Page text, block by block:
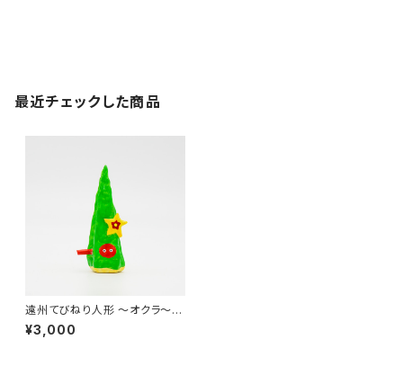
最近チェックした商品
遠州てびねり人形 〜オクラ〜
｜高さ約8cm
¥3,000